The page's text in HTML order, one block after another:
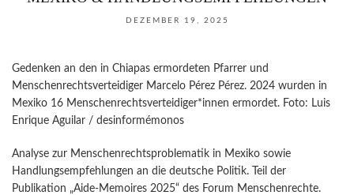
DEZEMBER 19, 2025
Gedenken an den in Chiapas ermordeten Pfarrer und
Menschenrechtsverteidiger Marcelo Pérez Pérez. 2024 wurden in
Mexiko 16 Menschenrechtsverteidiger*innen ermordet. Foto: Luis
Enrique Aguilar / desinformémonos
Analyse zur Menschenrechtsproblematik in Mexiko sowie
Handlungsempfehlungen an die deutsche Politik. Teil der
Publikation „Aide-Memoires 2025“ des Forum Menschenrechte.